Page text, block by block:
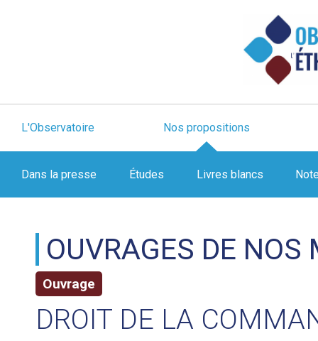
L'Observatoire Nos propositions
Dans la presse Études Livres blancs
OUVRAGES DE NOS
Ouvrage
DROIT DE LA